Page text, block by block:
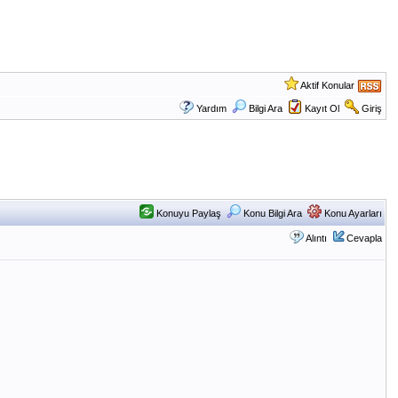
Aktif Konular
Yardım Bilgi Ara Kayıt Ol Giriş
Konuyu Paylaş Konu Bilgi Ara Konu Ayarları
Alıntı Cevapla